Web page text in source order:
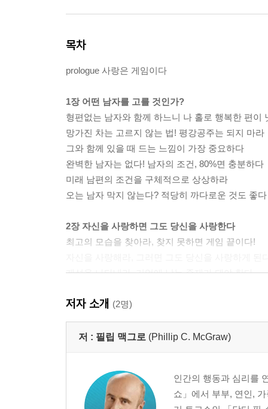
목차
prologue 사랑은 게임이다
1장 어떤 남자를 고를 것인가?
형편없는 남자와 함께 하느니 나 홀로 행복한 편이
망가진 차는 고르지 않는 법! 평강공주는 되지 마라
그와 함께 있을 때 드는 느낌이 가장 중요하다
완벽한 남자는 없다! 남자의 조건, 80%면 충분하다
미래 남편의 조건을 구체적으로 상상하라
오는 남자 막지 않는다? 적당히 까다로운 것도 좋다
2장 자신을 사랑하면 그도 당신을 사랑한다
최고의 모습을 찾아라, 찾지 못하면 게임 끝이다!
개성을 나타내라, 기억에 남는 존재가 돼야 한다
자기 생각을 말해라, 예스 걸은 지루할 뿐이다
3장 사랑 앞에서 절박한 모습은 보이지 마라
남자 앞에서 절대 절박한 모습을 보이지 마라
사랑 게임의 승자처럼 생각하고 느끼고 행동하라
저자 소개 (2명)
저 : 필립 맥그로 (Phillip C. McGraw)
인간의 행동과 심리를
쇼」에서 부부, 연인,